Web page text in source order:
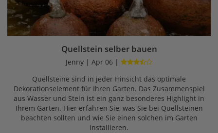
Quellstein selber bauen
Jenny | Apr 06 |
Quellsteine sind in jeder Hinsicht das optimale
Dekorationselement für Ihren Garten. Das Zusammenspiel
aus Wasser und Stein ist ein ganz besonderes Highlight in
Ihrem Garten. Hier erfahren Sie, was Sie bei Quellsteinen
beachten sollten und wie Sie einen solchen im Garten
installieren.